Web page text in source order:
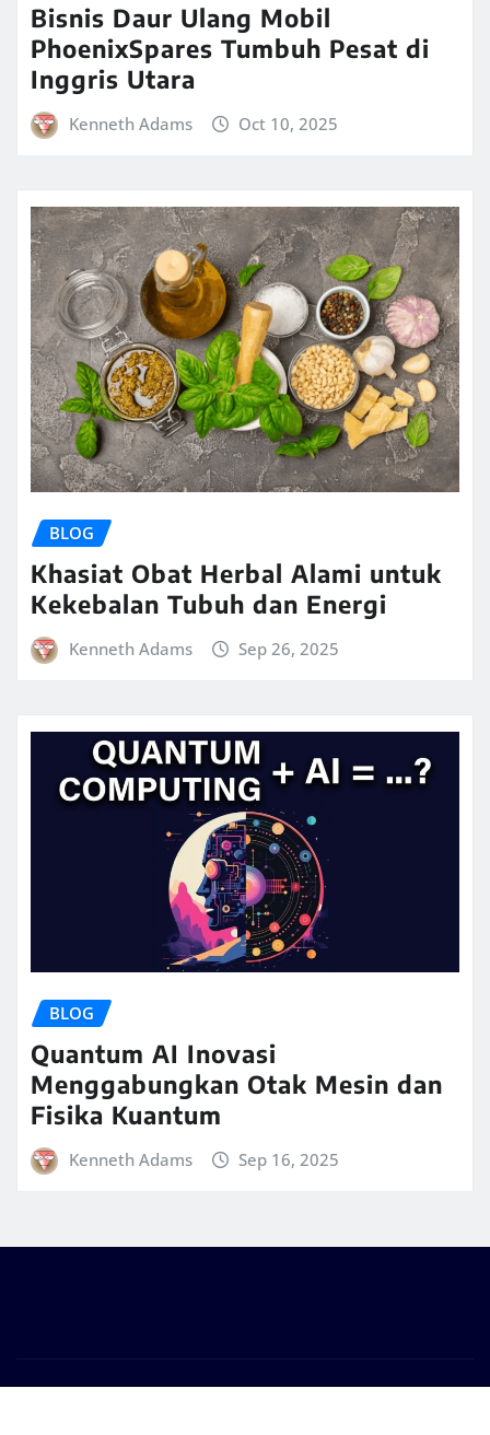
Bisnis Daur Ulang Mobil
PhoenixSpares Tumbuh Pesat di
Inggris Utara
Kenneth Adams Oct 10, 2025
BLOG
Khasiat Obat Herbal Alami untuk
Kekebalan Tubuh dan Energi
Kenneth Adams Sep 26, 2025
BLOG
Quantum AI Inovasi
Menggabungkan Otak Mesin dan
Fisika Kuantum
Kenneth Adams Sep 16, 2025